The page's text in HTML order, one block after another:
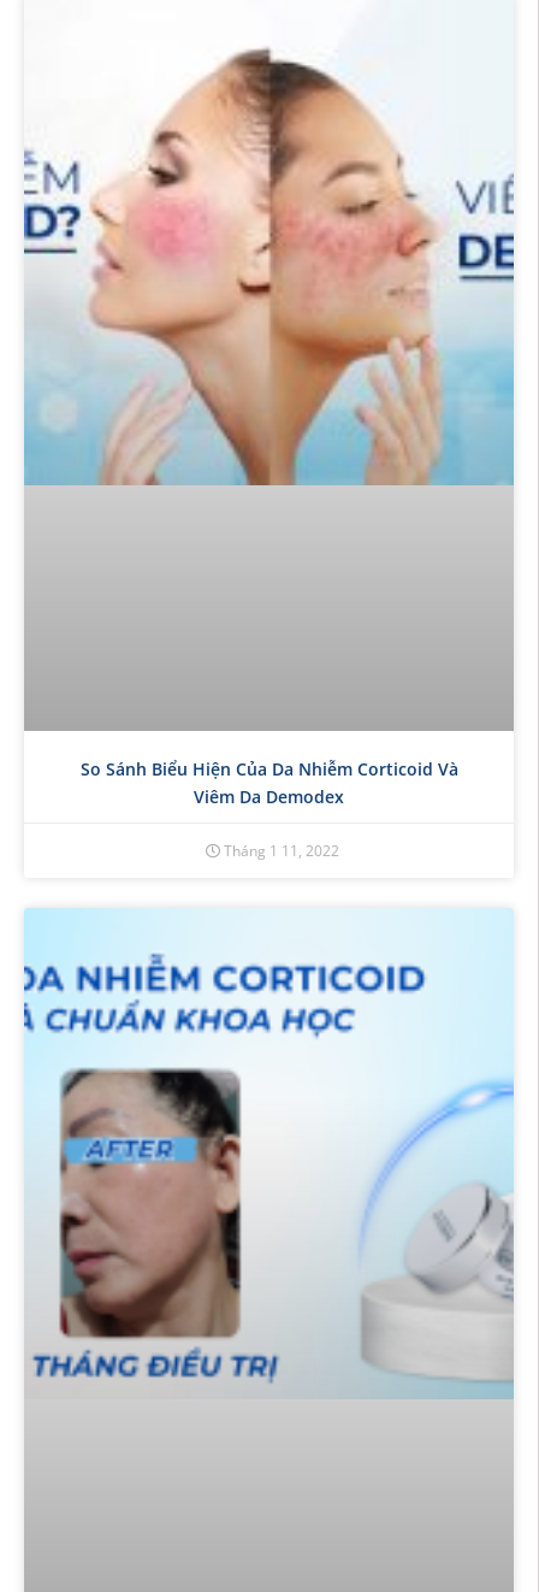
So Sánh Biểu Hiện Của Da Nhiễm Corticoid Và
Viêm Da Demodex
Tháng 1 11, 2022